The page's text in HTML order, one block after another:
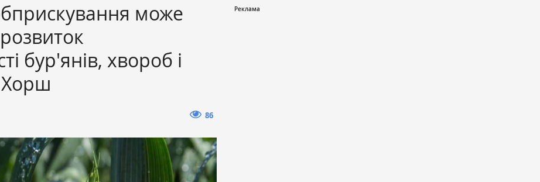
може
бур'янів, хвороб і
Хорш
86